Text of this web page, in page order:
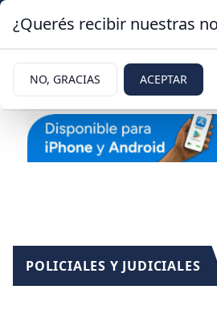
POLICIALES Y JUDICIALES
¿Querés recibir nuestras
NO, GRACIAS ACEPTAR